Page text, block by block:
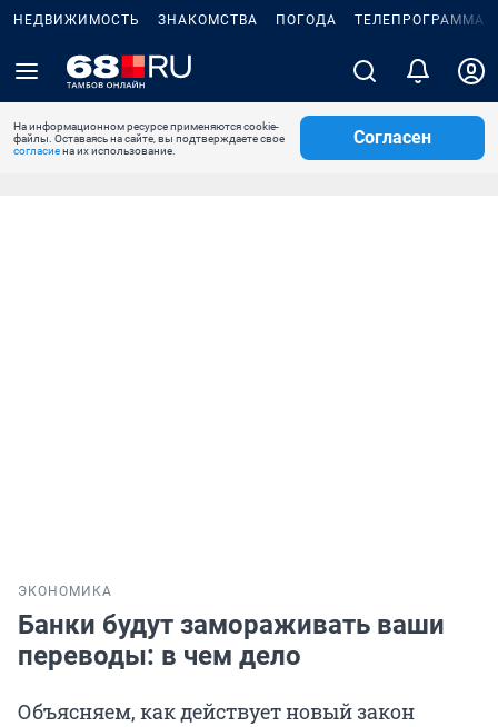
НЕДВИЖИМОСТЬ ЗНАКОМСТВА ПОГОДА ТЕЛЕПРОГРАММА
На информационном ресурсе применяются cookie-
файлы. Оставаясь на сайте, вы подтверждаете свое
согласиена их использование.
Согласен
ЭКОНОМИКА
Банки будут замораживать ваши
переводы: в чем дело
Объясняем, как действует новый закон